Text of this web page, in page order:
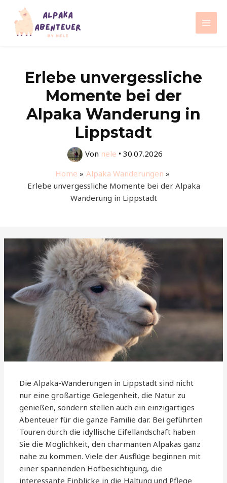
Inhalt
springen
Main
Erlebe unvergessliche
Momente bei der
Alpaka Wanderung in
Lippstadt
Von nele • 30.07.2026
Home
Alpaka Wanderungen
Erlebe unvergessliche Momente bei der Alpaka
Wanderung in Lippstadt
Die Alpaka-Wanderungen in Lippstadt sind nicht
nur eine großartige Gelegenheit, die Natur zu
genießen, sondern stellen auch ein einzigartiges
Abenteuer für die ganze Familie dar. Bei geführten
Touren durch die idyllische Eifellandschaft haben
Sie die Möglichkeit, den charmanten Alpakas ganz
nahe zu kommen. Viele der Ausflüge beginnen mit
einer spannenden Hofbesichtigung, die
interessante Einblicke in die Haltung und Pflege